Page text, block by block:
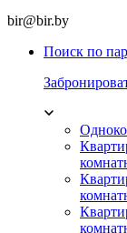
bir@bir.by
Поиск по